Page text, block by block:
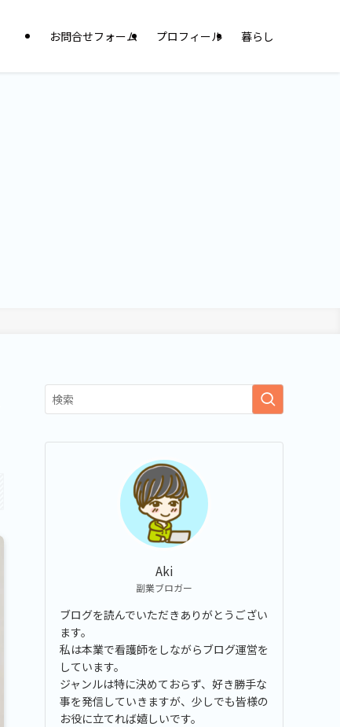
お問合せフォーム プロフィール 暮らし
Aki
副業ブロガー
ブログを読んでいただきありがとうござい
ます。
私は本業で看護師をしながらブログ運営を
しています。
ジャンルは特に決めておらず、好き勝手な
事を発信していきますが、少しでも皆様の
お役に立てれば嬉しいです。